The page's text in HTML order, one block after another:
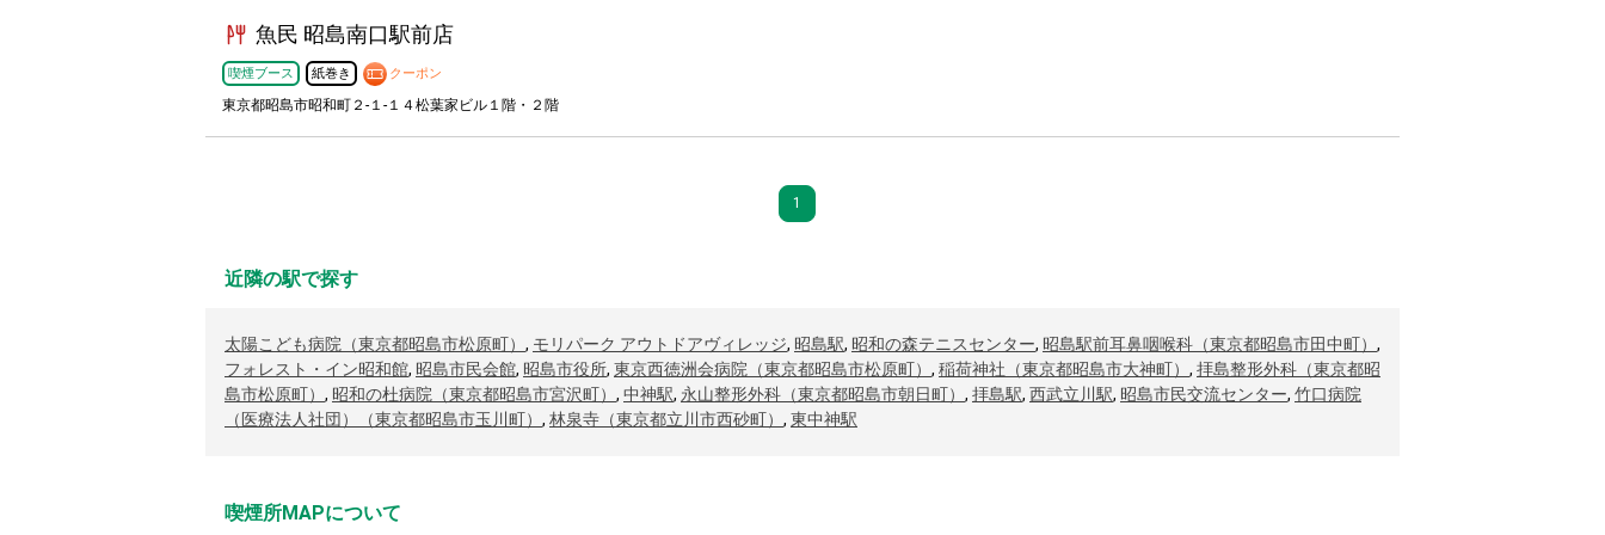
魚民 昭島南口駅前店
喫煙ブース 紙巻き クーポン
東京都昭島市昭和町２-１-１４松葉家ビル１階・２階
1
近隣の駅で探す
太陽こども病院（東京都昭島市松原町） , モリパーク アウトドアヴィレッジ, 昭島駅, 昭和の森テニスセンター, 昭島駅前耳鼻咽喉科（東京都昭島市田中町） ,
フォレスト・イン昭和館, 昭島市民会館, 昭島市役所, 東京西徳洲会病院（東京都昭島市松原町） , 稲荷神社（東京都昭島市大神町） , 拝島整形外科（東京都昭
島市松原町） , 昭和の杜病院（東京都昭島市宮沢町） , 中神駅, 永山整形外科（東京都昭島市朝日町） , 拝島駅, 西武立川駅, 昭島市民交流センター, 竹口病院
（医療法人社団）（東京都昭島市玉川町） , 林泉寺（東京都立川市西砂町） , 東中神駅
喫煙所MAPについて